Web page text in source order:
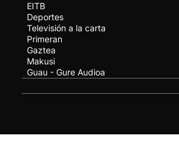
EITB
Deportes
Televisión a la carta
Primeran
Gaztea
Makusi
Guau - Gure Audioa